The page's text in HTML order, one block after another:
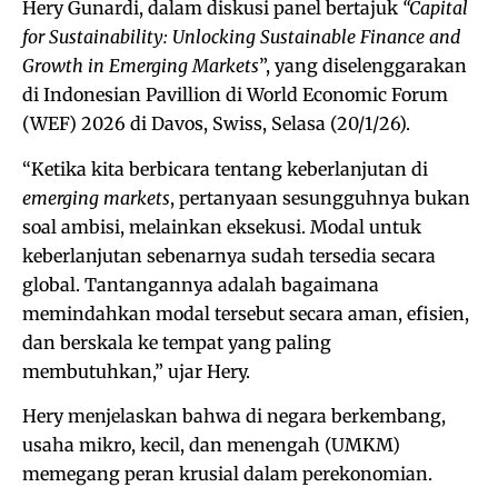
Hery Gunardi, dalam diskusi panel bertajuk “Capital
for Sustainability: Unlocking Sustainable Finance and
Growth in Emerging Markets”, yang diselenggarakan
di Indonesian Pavillion di World Economic Forum
(WEF) 2026 di Davos, Swiss, Selasa (20/1/26).
“Ketika kita berbicara tentang keberlanjutan di
emerging markets, pertanyaan sesungguhnya bukan
soal ambisi, melainkan eksekusi. Modal untuk
keberlanjutan sebenarnya sudah tersedia secara
global. Tantangannya adalah bagaimana
memindahkan modal tersebut secara aman, efisien,
dan berskala ke tempat yang paling
membutuhkan,” ujar Hery.
Hery menjelaskan bahwa di negara berkembang,
usaha mikro, kecil, dan menengah (UMKM)
memegang peran krusial dalam perekonomian.